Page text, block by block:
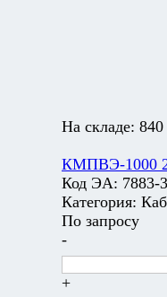
На складе:
КМПВЭ-1000
Код ЭА: 7883-
Категория:
По запросу
-
+